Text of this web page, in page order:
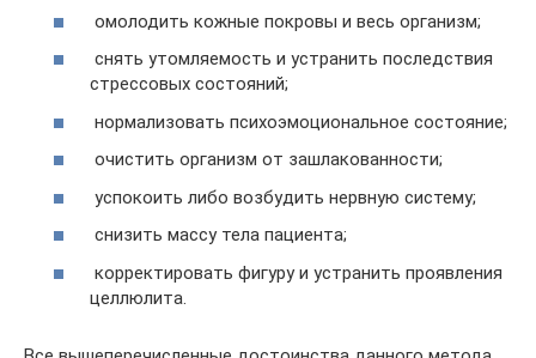
омолодить кожные покровы и весь организм;
снять утомляемость и устранить последствия
стрессовых состояний;
нормализовать психоэмоциональное состояние;
очистить организм от зашлакованности;
успокоить либо возбудить нервную систему;
снизить массу тела пациента;
корректировать фигуру и устранить проявления
целлюлита.